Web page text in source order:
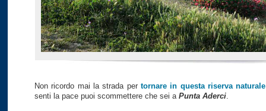
Non ricordo mai la strada per tornare in questa riserva naturale
senti la pace puoi scommettere che sei a Punta Aderci